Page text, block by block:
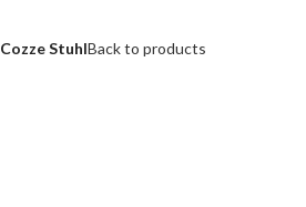
Cozze StuhlBack to products